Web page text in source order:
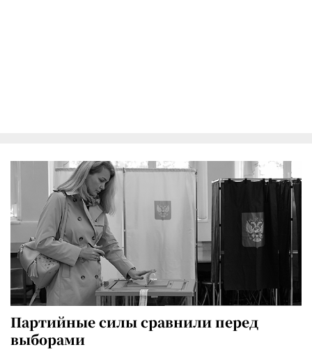
Партийные силы сравнили перед
выборами